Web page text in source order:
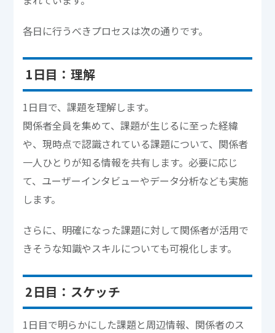
各日に行うべきプロセスは次の通りです。
1日目：理解
1日目で、課題を理解します。
関係者全員を集めて、課題が生じるに至った経緯
や、現時点で認識されている課題について、関係者
一人ひとりが知る情報を共有します。必要に応じ
て、ユーザーインタビューやデータ分析なども実施
します。
さらに、明確になった課題に対して関係者が活用で
きそうな知識やスキルについても可視化します。
2日目：スケッチ
1日目で明らかにした課題と周辺情報、関係者のス